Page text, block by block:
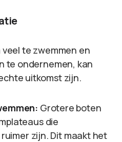
veel te zwemmen en
te ondernemen, kan
uitkomst zijn.
Grotere boten
die
zijn. Dit maakt het